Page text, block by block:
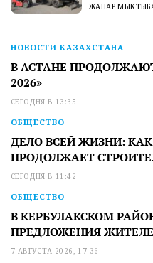
ЖАНАР
НОВОСТИ КАЗАХСТАНА
В АСТАНЕ
2026»
СЕГОДНЯ В 13:35
ОБЩЕСТВО
ДЕЛО ВСЕЙ ЖИЗНИ:
ПРОДОЛЖАЕТ
СЕГОДНЯ В 11:42
ОБЩЕСТВО
В КЕРБУЛАКСКОМ
ПРЕДЛОЖЕНИЯ
7 АВГУСТА 2026, 17:36